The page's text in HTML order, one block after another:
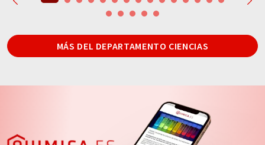
MÁS DEL DEPARTAMENTO CIENCIAS